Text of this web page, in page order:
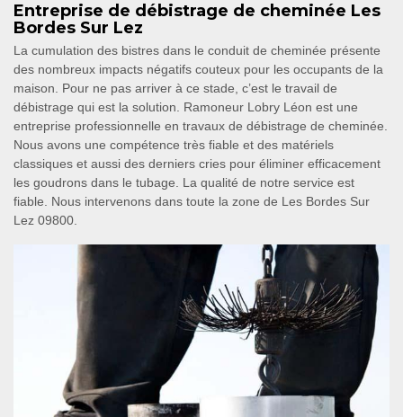
Entreprise de débistrage de cheminée Les
Bordes Sur Lez
La cumulation des bistres dans le conduit de cheminée présente
des nombreux impacts négatifs couteux pour les occupants de la
maison. Pour ne pas arriver à ce stade, c’est le travail de
débistrage qui est la solution. Ramoneur Lobry Léon est une
entreprise professionnelle en travaux de débistrage de cheminée.
Nous avons une compétence très fiable et des matériels
classiques et aussi des derniers cries pour éliminer efficacement
les goudrons dans le tubage. La qualité de notre service est
fiable. Nous intervenons dans toute la zone de Les Bordes Sur
Lez 09800.